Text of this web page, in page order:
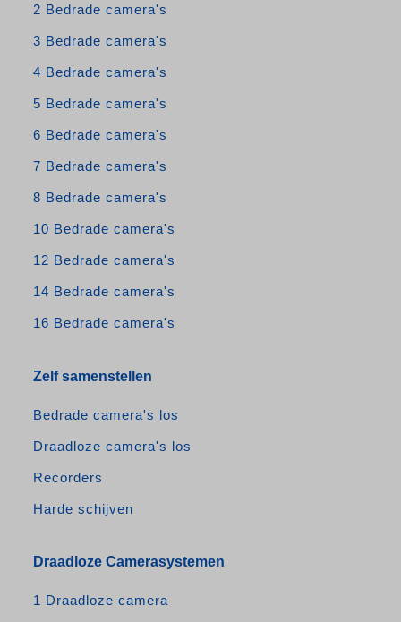
2 Bedrade camera's
3 Bedrade camera's
4 Bedrade camera's
5 Bedrade camera's
6 Bedrade camera's
7 Bedrade camera's
8 Bedrade camera's
10 Bedrade camera's
12 Bedrade camera's
14 Bedrade camera's
16 Bedrade camera's
Zelf samenstellen
Bedrade camera's los
Draadloze camera's los
Recorders
Harde schijven
Draadloze Camerasystemen
1 Draadloze camera